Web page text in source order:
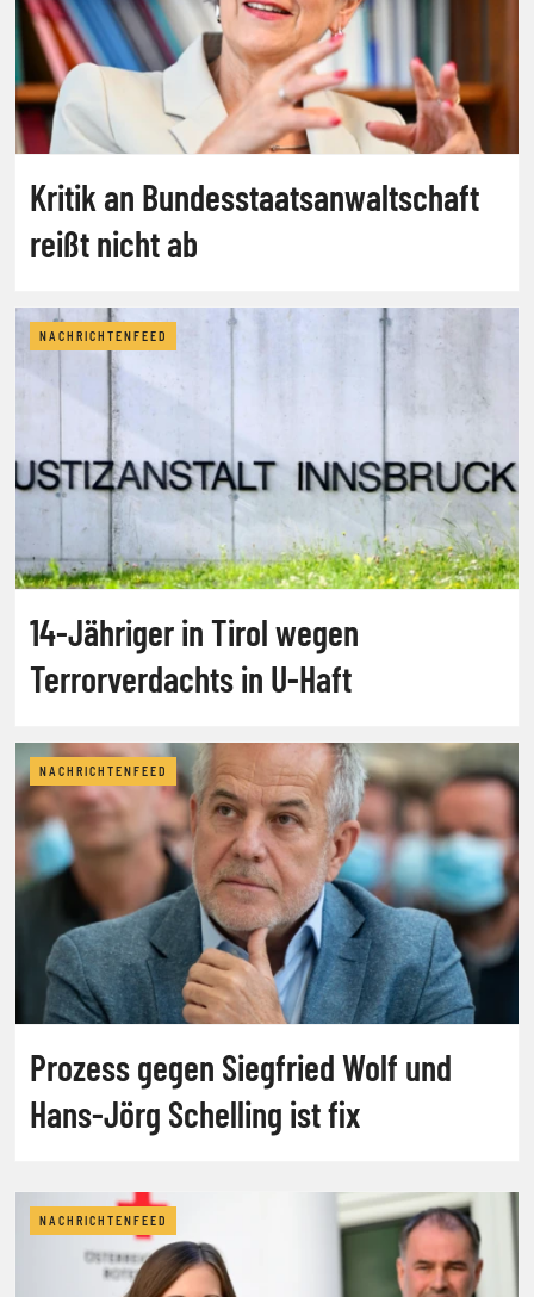
Kritik an Bundesstaatsanwaltschaft
reißt nicht ab
NACHRICHTENFEED
14-Jähriger in Tirol wegen
Terrorverdachts in U-Haft
NACHRICHTENFEED
Prozess gegen Siegfried Wolf und
Hans-Jörg Schelling ist fix
NACHRICHTENFEED